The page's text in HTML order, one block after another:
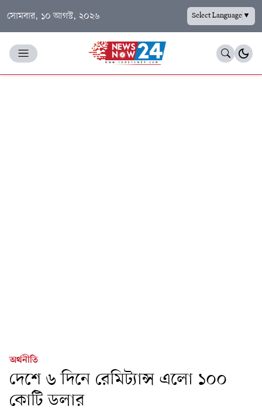
সোমবার, ১০ আগস্ট, ২০২৬ Select Language▼
অর্থনীতি
দেশে ৬ দিনে রেমিট্যান্স এলো ১০০
কোটি ডলার